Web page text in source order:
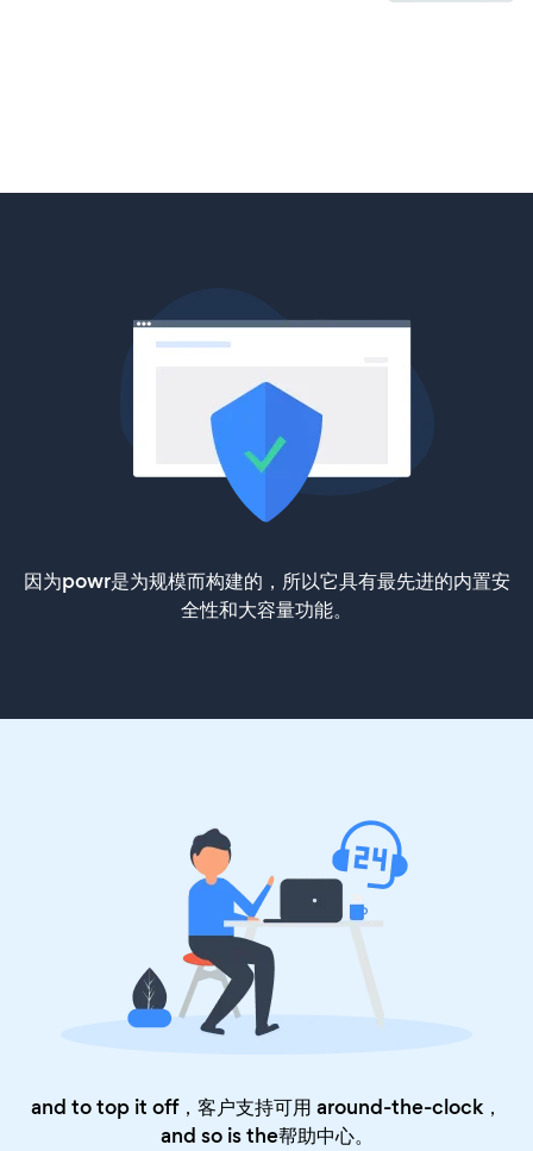
因为powr是为规模而构建的，所以它具有最先进的内置安
全性和大容量功能。
and to top it off，客户支持可用 around-the-clock，
and so is the帮助中心。